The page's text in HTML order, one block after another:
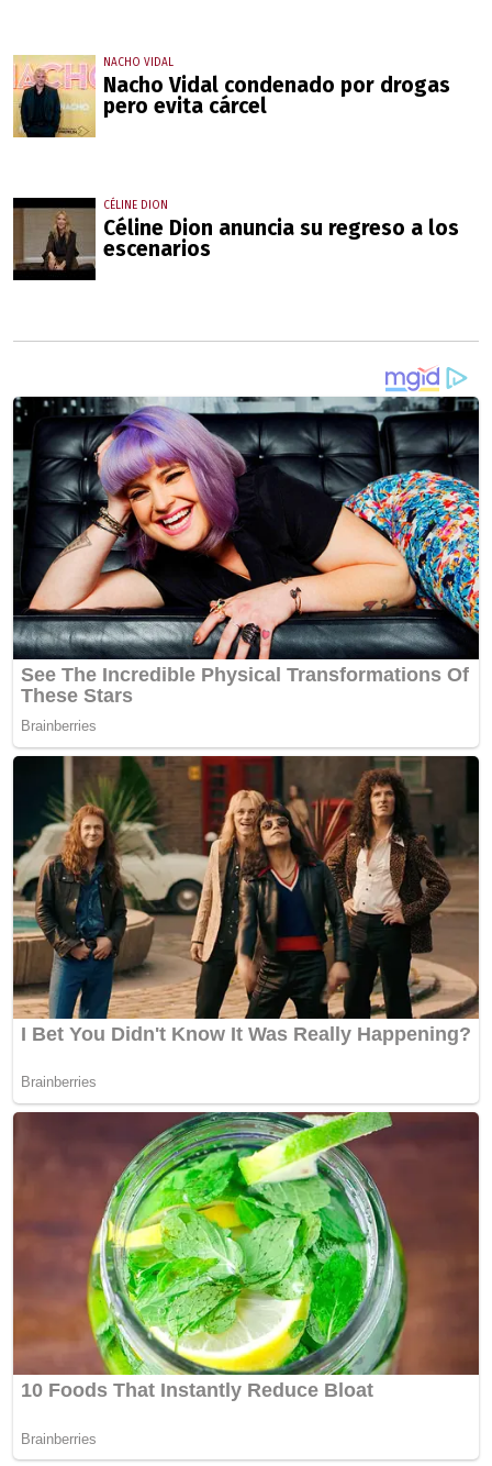
NACHO VIDAL
Nacho Vidal condenado por drogas
pero evita cárcel
CÉLINE DION
Céline Dion anuncia su regreso a los
escenarios